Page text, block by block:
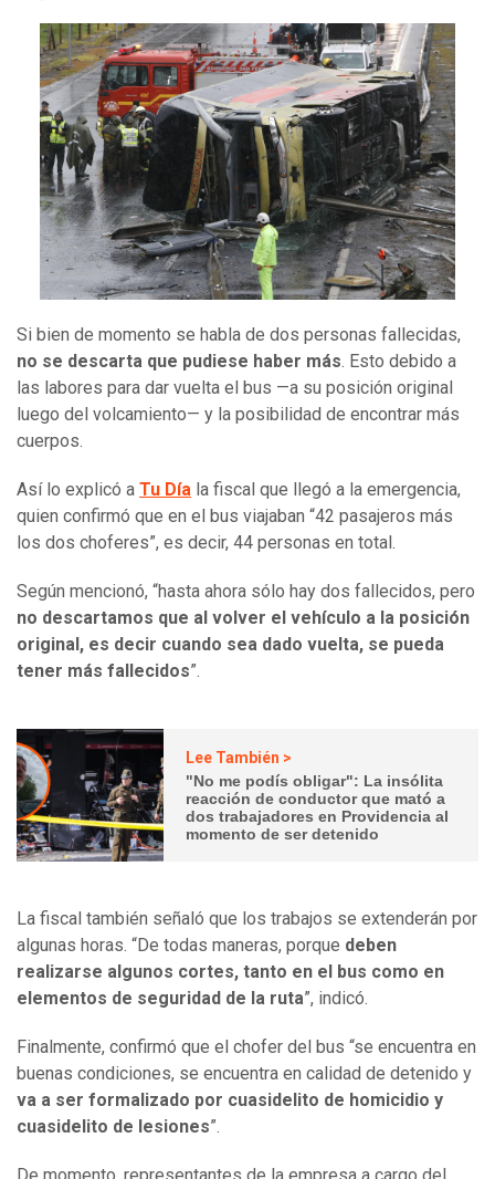
Si bien de momento se habla de dos personas fallecidas,
no se descarta que pudiese haber más. Esto debido a
las labores para dar vuelta el bus —a su posición original
luego del volcamiento— y la posibilidad de encontrar más
cuerpos.
Así lo explicó a Tu Día la fiscal que llegó a la emergencia,
quien confirmó que en el bus viajaban “42 pasajeros más
los dos choferes”, es decir, 44 personas en total.
Según mencionó, “hasta ahora sólo hay dos fallecidos, pero
no descartamos que al volver el vehículo a la posición
original, es decir cuando sea dado vuelta, se pueda
tener más fallecidos”.
Lee También >
"No me podís obligar": La insólita
reacción de conductor que mató a
dos trabajadores en Providencia al
momento de ser detenido
La fiscal también señaló que los trabajos se extenderán por
algunas horas. “De todas maneras, porque deben
realizarse algunos cortes, tanto en el bus como en
elementos de seguridad de la ruta”, indicó.
Finalmente, confirmó que el chofer del bus “se encuentra en
buenas condiciones, se encuentra en calidad de detenido y
va a ser formalizado por cuasidelito de homicidio y
cuasidelito de lesiones”.